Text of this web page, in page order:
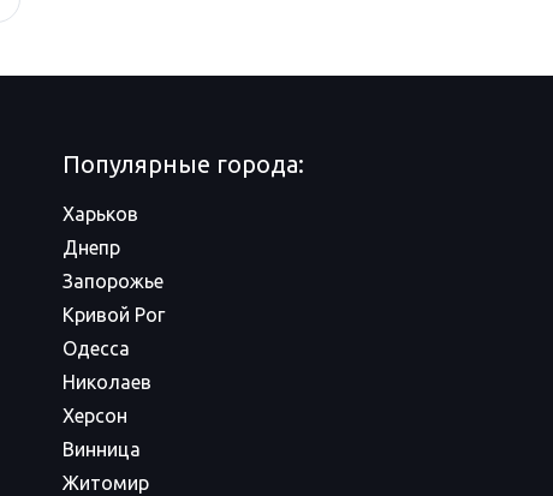
Популярные города:
Харьков
Днепр
Запорожье
Кривой Рог
Одесса
Николаев
Херсон
Винница
Житомир